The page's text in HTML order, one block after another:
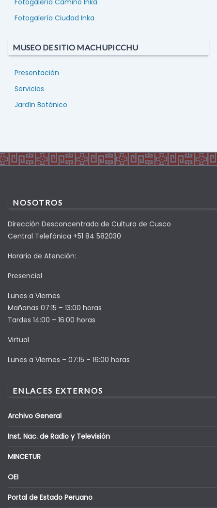
Fotogalería Camino Inka
Fotogalería Ciudad Inka
MUSEO DE SITIO MACHUPICCHU
Presentación
Servicios
Jardín Botánico
NOSOTROS
Dirección Desconcentrada de Cultura de Cusco
Central Telefónica +51 84 582030
Horario de Atención:
Presencial
Lunes a Viernes
Mañanas 07:15 – 13:00 horas
Tardes 14:00 – 16:00 horas
Virtual
Lunes a Viernes – 07:15 – 16:00 horas
ENLACES EXTERNOS
Archivo General
Inst. Nac. de Radio y Televisión
MINCETUR
OEI
Portal de Estado Peruano